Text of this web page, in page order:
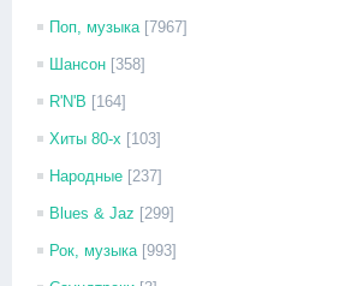
Поп, музыка [7967]
Шансон [358]
R'N'B [164]
Хиты 80-х [103]
Народные [237]
Blues & Jaz [299]
Рок, музыка [993]